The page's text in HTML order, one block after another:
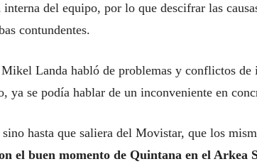
interna del equipo, por lo que descifrar las
contundentes.
Landa habló de problemas y conflictos de
ya se podía hablar de un inconveniente en
hasta que saliera del Movistar, que los
el buen momento de Quintana en el Arkea